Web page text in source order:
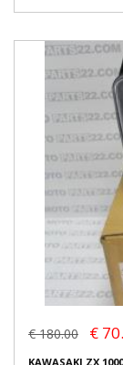
€ 180.00 €
KAWASAKI ZX